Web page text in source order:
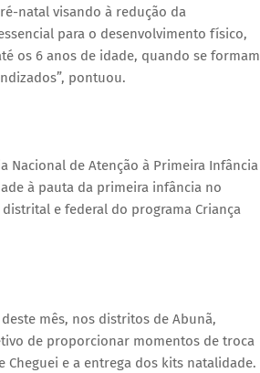
natal visando à redução da
para o desenvolvimento físico,
os 6 anos de idade, quando se formam
pontuou.
Nacional de Atenção à Primeira Infância
à pauta da primeira infância no
e federal do programa Criança
mês, nos distritos de Abunã,
de proporcionar momentos de troca
e a entrega dos kits natalidade.